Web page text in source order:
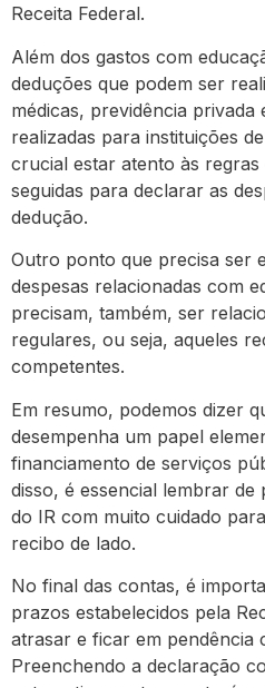
Receita Federal.
Além dos gastos com
deduções que podem ser
médicas, previdência privada
realizadas para instituições
crucial estar atento às
seguidas para declarar as
dedução.
Outro ponto que precisa ser
despesas relacionadas com
precisam, também, ser
regulares, ou seja, aqueles
competentes.
Em resumo, podemos dizer
desempenha um papel
financiamento de serviços
disso, é essencial lembrar
do IR com muito cuidado
recibo de lado.
No final das contas, é
prazos estabelecidos pela
atrasar e ficar em pendência
Preenchendo a declaração